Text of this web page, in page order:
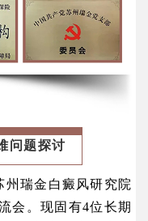
问题探讨
州瑞金白癜风研究院
会。现固有4位长期